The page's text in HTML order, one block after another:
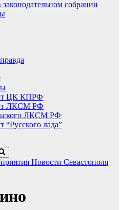
собрании
ЦК КПРФ
ЛКСМ РФ
ЛКСМ РФ
“Русского лада”
Новости Севастополя